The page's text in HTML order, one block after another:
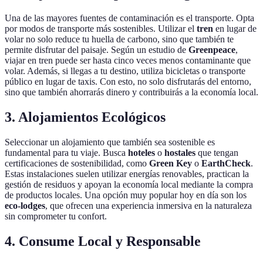
Una de las mayores fuentes de contaminación es el transporte. Opta
por modos de transporte más sostenibles. Utilizar el tren en lugar de
volar no solo reduce tu huella de carbono, sino que también te
permite disfrutar del paisaje. Según un estudio de Greenpeace,
viajar en tren puede ser hasta cinco veces menos contaminante que
volar. Además, si llegas a tu destino, utiliza bicicletas o transporte
público en lugar de taxis. Con esto, no solo disfrutarás del entorno,
sino que también ahorrarás dinero y contribuirás a la economía local.
3. Alojamientos Ecológicos
Seleccionar un alojamiento que también sea sostenible es
fundamental para tu viaje. Busca hoteles o hostales que tengan
certificaciones de sostenibilidad, como Green Key o EarthCheck.
Estas instalaciones suelen utilizar energías renovables, practican la
gestión de residuos y apoyan la economía local mediante la compra
de productos locales. Una opción muy popular hoy en día son los
eco-lodges, que ofrecen una experiencia inmersiva en la naturaleza
sin comprometer tu confort.
4. Consume Local y Responsable